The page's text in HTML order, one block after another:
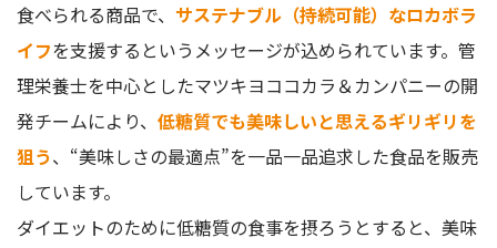
そもそもマツキヨココカラ＆カンパニーはどんな会社？
マツキヨラボ「サステナブルロカボライン」はこんな方にお
すすめ
ダイエットがなかなか続かない方
積極的に食物繊維を摂りたい方
食べられる商品で、 サステナブル（持続可能）なロカボラ
イフを支援するというメッセージが込められています。管
理栄養士を中心としたマツキヨココカラ＆カンパニーの開
発チームにより、 低糖質でも美味しいと思えるギリギリを
狙う、“美味しさの最適点”を一品一品追求した食品を販売
しています。
ダイエットのために低糖質の食事を摂ろうとすると、美味